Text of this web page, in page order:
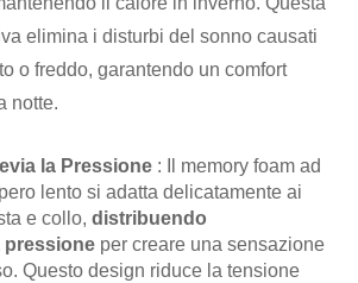
elimina i disturbi del sonno causati
o freddo, garantendo un comfort
notte.
la Pressione : Il memory foam ad
lento si adatta delicatamente ai
e collo, distribuendo
pressione per creare una sensazione
Questo design riduce la tensione